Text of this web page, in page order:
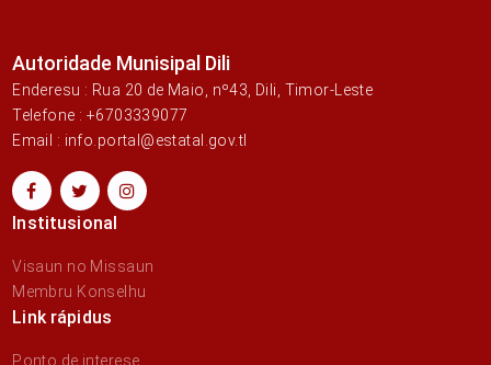
Autoridade Munisipal Dili
Enderesu : Rua 20 de Maio, nº43, Dili, Timor-Leste
Telefone : +6703339077
Email : info.portal@estatal.gov.tl
Institusional
Visaun no Missaun
Membru Konselhu
Link rápidus
Ponto de interese